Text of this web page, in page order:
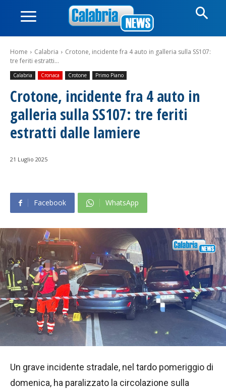
Home Calabria
Crotone, incidente fra 4 auto in galleria sulla SS107:
tre feriti estratti...
Calabria Cronaca Crotone Primo Piano
Crotone, incidente fra 4 auto in
galleria sulla SS107: tre feriti
estratti dalle lamiere
21 Luglio 2025
Facebook WhatsApp
Un grave incidente stradale, nel tardo pomeriggio di
domenica, ha paralizzato la circolazione sulla